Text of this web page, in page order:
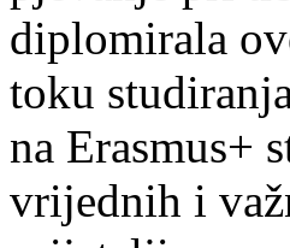
diplomirala
toku
na Erasmus+
vrijednih i